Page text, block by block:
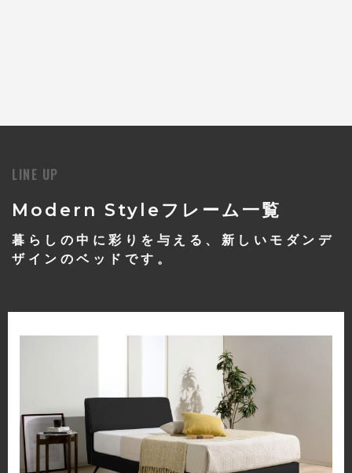
LINE UP
Modern Styleフレーム一覧
暮らしの中に彩りを与える、新しいモダンデ
ザインのベッドです。